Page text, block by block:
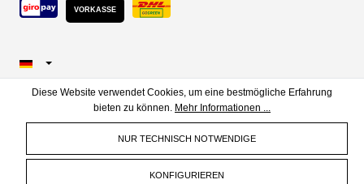
VORKASSE
Diese Website verwendet Cookies, um eine bestmögliche Erfahrung
bieten zu können. Mehr Informationen ...
NUR TECHNISCH NOTWENDIGE
KONFIGURIEREN